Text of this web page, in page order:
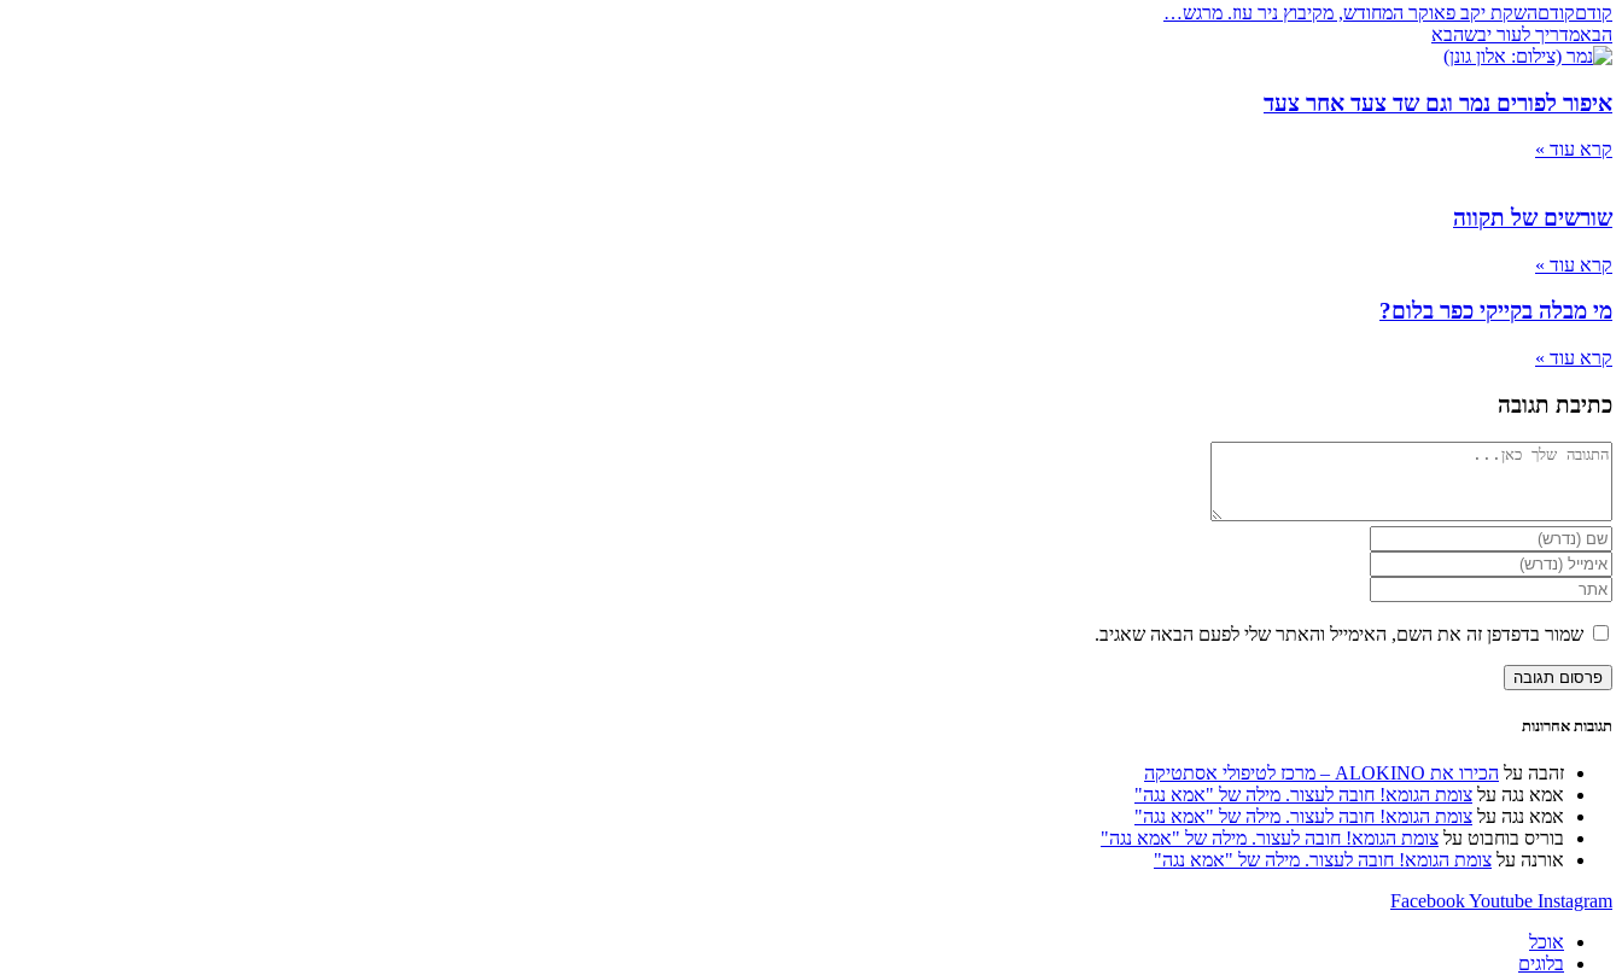
קודםקודםהשקת יקב פאוקר המחודש, מקיבוץ ניר עוז. מרגש…
הבאמדריך לעור יבשהבא
איפור לפורים נמר וגם שד צעד אחר צעד
קרא עוד »
שורשים של תקווה
קרא עוד »
מי מבלה בקייקי כפר בלום?
קרא עוד »
כתיבת תגובה
להגיב
הזן
את
השם
שלך
או
שם
משתמש
כדי
הזן
את
כתובת
דואר
האלקטרוני
שלך
כדי
הזן
את
כתובת
האינטרנט
שלך
שמור בדפדפן זה את השם, האימייל והאתר שלי לפעם הבאה שאגיב.
תגובות אחרונות
זהבה על הכירו את ALOKINO – מרכז לטיפולי אסתטיקה
אמא נגה על צומת הגומא! חובה לעצור. מילה של "אמא נגה"
אמא נגה על צומת הגומא! חובה לעצור. מילה של "אמא נגה"
בוריס בוחבוט על צומת הגומא! חובה לעצור. מילה של "אמא נגה"
אורנה על צומת הגומא! חובה לעצור. מילה של "אמא נגה"
FacebookYoutube Instagram
אוכל
בלוגים